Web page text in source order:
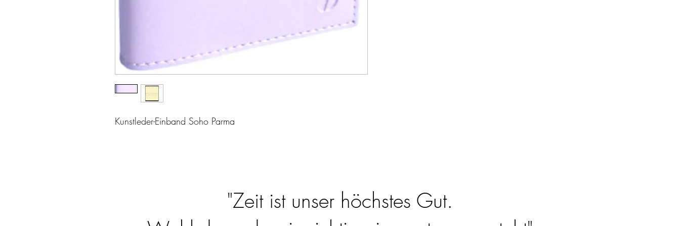
Kunstleder-Einband Soho Parma
"Zeit ist unser höchstes Gut.